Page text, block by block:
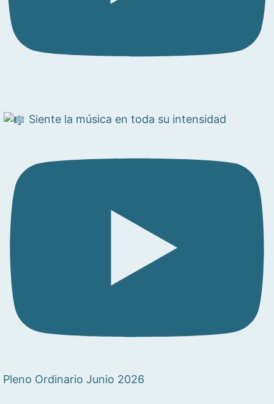
Siente la música en toda su intensidad
Pleno Ordinario Junio 2026